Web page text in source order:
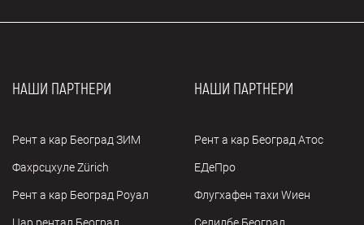
НАШИ ПАРТНЕРИ
Рент а кар Београд ЗИМ
Фахрсцхуле Zürich
Рент а кар Београд Роyал
НАШИ ПАРТНЕРИ
Рент а кар Београд Атос
ЕДеПро
Флугхафен таxи Wиен